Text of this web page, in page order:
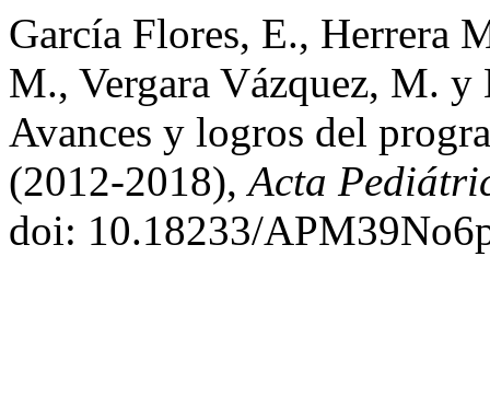
García Flores, E., Herrera
M., Vergara Vázquez, M.
Avances y logros del
(2012-2018),Acta
doi: 10.18233/